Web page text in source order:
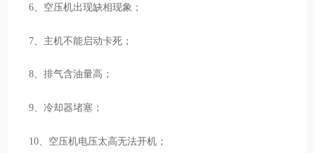
6、空压机出现缺相现象；
7、主机不能启动卡死；
8、排气含油量高；
9、冷却器堵塞；
10、空压机电压太高无法开机；